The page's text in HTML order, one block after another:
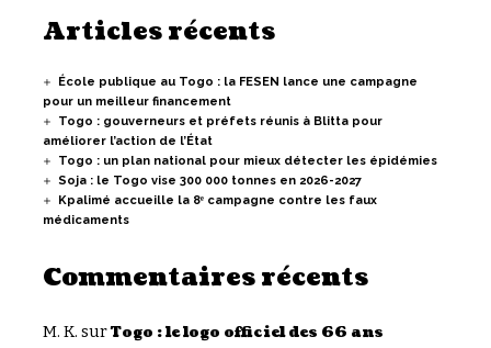
Articles récents
École publique au Togo : la FESEN lance une campagne
pour un meilleur financement
Togo : gouverneurs et préfets réunis à Blitta pour
améliorer l’action de l’État
Togo : un plan national pour mieux détecter les épidémies
Soja : le Togo vise 300 000 tonnes en 2026-2027
Kpalimé accueille la 8ᵉ campagne contre les faux
médicaments
Commentaires récents
M. K. surTogo : le logo officiel des 66 ans